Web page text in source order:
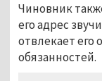
Чиновник
его адрес
отвлекает
обязанностей.